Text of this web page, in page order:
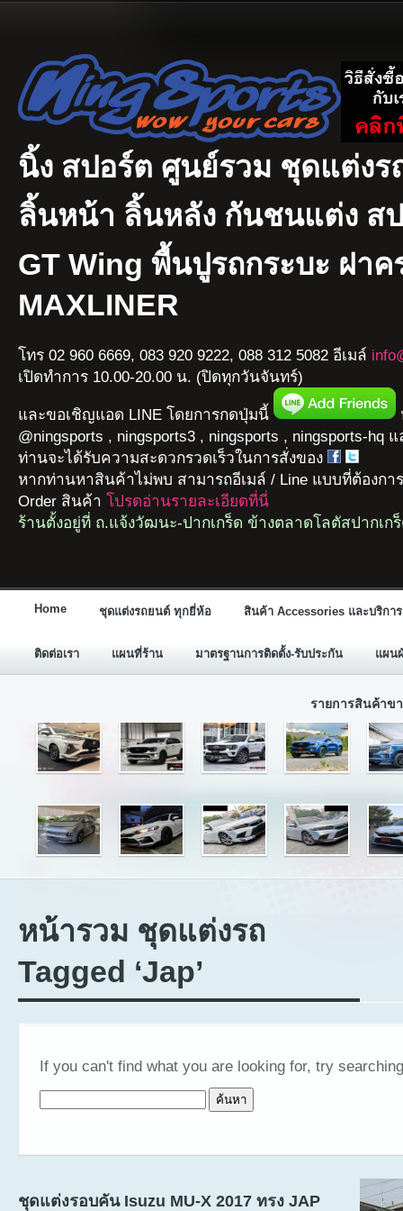
นิ้ง สปอร์ต ศูนย์รวม ชุดแต่งร
ลิ้นหน้า ลิ้นหลัง กันชนแต่ง สป
GT Wing พื้นปูรถกระบะ ฝาค
MAXLINER
โทร 02 960 6669, 083 920 9222, 088 312 5082 อีเมล์
เปิดทำการ 10.00-20.00 น. (ปิดทุกวันจันทร์)
และขอเชิญแอด LINE โดยการกดปุ่มนี้
@ningsports , ningsports3 , ningsports , ningsports-hq
ท่านจะได้รับความสะดวกรวดเร็วในการสั่งของ
หากท่านหาสินค้าไม่พบ สามารถอีเมล์ / Line แบบที่ต้องกา
Order สินค้า โปรดอ่านรายละเอียดที่นี่
ร้านตั้งอยู่ที่ ถ.แจ้งวัฒนะ-ปากเกร็ด ข้างตลาดโลตัสปากเก
Home ชุดแต่งรถยนต์ ทุกยี่ห้อ สินค้า Accessories และบริการ
ติดต่อเรา แผนที่ร้าน มาตรฐานการติดตั้ง-รับประกัน แผน
รายการสินค้าข
หน้ารวม ชุดแต่งรถ
Tagged ‘Jap’
If you can't find what you are looking for, try
ชุดแต่งรอบคัน Isuzu MU-X 2017 ทรง JAP